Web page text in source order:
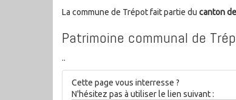
La commune de Trépot fait partie du canton
Patrimoine communal de
..
Cette page vous interresse ?
N'hésitez pas à utiliser le lien suivant :